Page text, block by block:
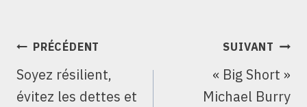
NAVIGATION
L’ARTICLE
PRÉCÉDENT
Soyez résilient,
évitez les dettes et
SUIVANT
« Big Short »
Michael Burry